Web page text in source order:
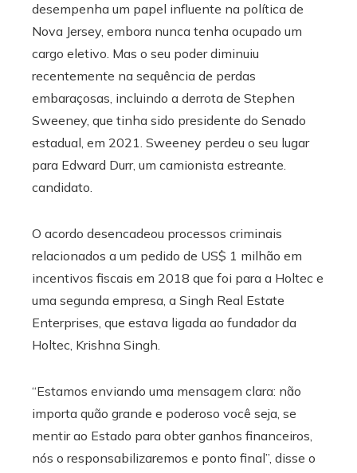
desempenha um papel influente na política de
Nova Jersey, embora nunca tenha ocupado um
cargo eletivo. Mas o seu poder diminuiu
recentemente na sequência de perdas
embaraçosas, incluindo a derrota de Stephen
Sweeney, que tinha sido presidente do Senado
estadual, em 2021. Sweeney perdeu o seu lugar
para Edward Durr, um camionista estreante.
candidato.
O acordo desencadeou processos criminais
relacionados a um pedido de US$ 1 milhão em
incentivos fiscais em 2018 que foi para a Holtec e
uma segunda empresa, a Singh Real Estate
Enterprises, que estava ligada ao fundador da
Holtec, Krishna Singh.
“Estamos enviando uma mensagem clara: não
importa quão grande e poderoso você seja, se
mentir ao Estado para obter ganhos financeiros,
nós o responsabilizaremos e ponto final”, disse o